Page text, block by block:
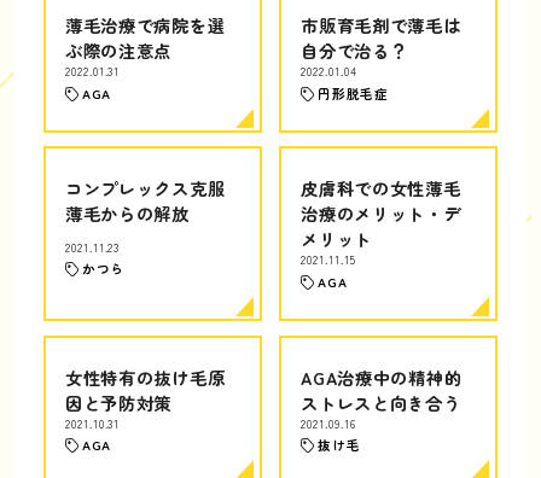
薄毛治療で病院を選
ぶ際の注意点
2022.01.31
AGA
市販育毛剤で薄毛は
自分で治る？
2022.01.04
円形脱毛症
コンプレックス克服
薄毛からの解放
2021.11.23
かつら
皮膚科での女性薄毛
治療のメリット・デ
メリット
2021.11.15
AGA
女性特有の抜け毛原
因と予防対策
2021.10.31
AGA
AGA治療中の精神的
ストレスと向き合う
2021.09.16
抜け毛